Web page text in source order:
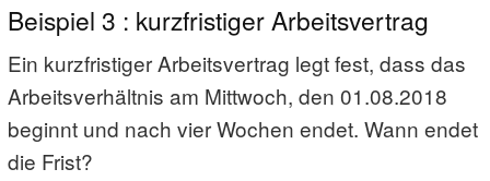
Beispiel 3 : kurzfristiger Arbeitsvertrag
Ein kurzfristiger Arbeitsvertrag legt fest, dass das
Arbeits­verhältnis am Mittwoch, den 01.08.2018
beginnt und nach vier Wochen endet. Wann endet
die Frist?